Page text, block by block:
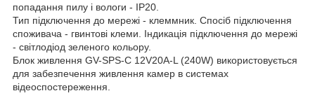
попадання пилу і вологи - IP20.
Тип підключення до мережі - клеммник. Спосіб підключення
споживача - гвинтові клеми. Індикація підключення до мережі
- світлодіод зеленого кольору.
Блок живлення GV-SPS-C 12V20A-L (240W) використовується
для забезпечення живлення камер в системах
відеоспостереження.